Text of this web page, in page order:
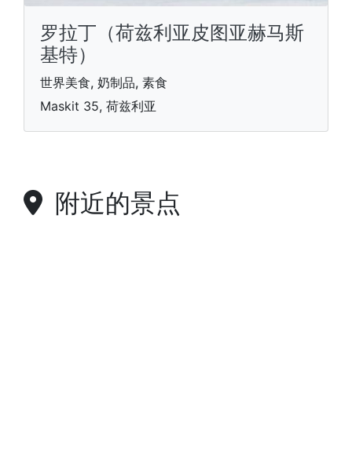
罗拉丁（荷兹利亚皮图亚赫马斯
基特）
世界美食, 奶制品, 素食
Maskit 35, 荷兹利亚
附近的景点